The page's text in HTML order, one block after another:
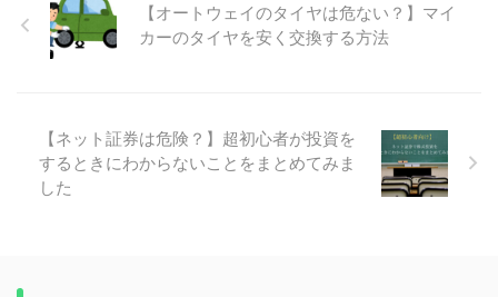
【オートウェイのタイヤは危ない？】マイ
カーのタイヤを安く交換する方法
【ネット証券は危険？】超初心者が投資を
するときにわからないことをまとめてみま
した